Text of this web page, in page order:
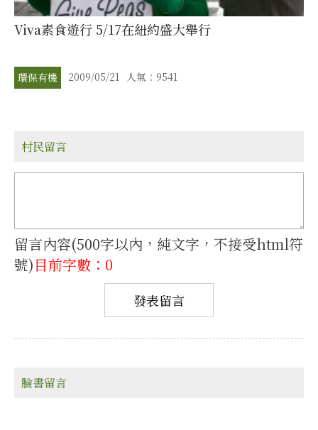
Viva素食遊行 5/17在紐約盛大舉行
環保有機 2009/05/21 人氣：9541
村民留言
留言內容(500字以內，純文字，不接受html符
號)目前字數：0
臉書留言